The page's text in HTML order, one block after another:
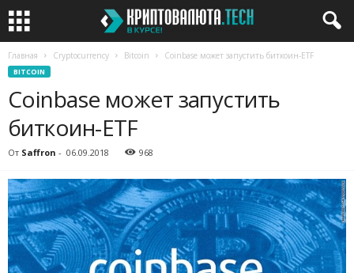
Главная Cryptocurrency Bitcoin Coinbase может запустить биткоин-ETF
BITCOIN
Coinbase может запустить
биткоин-ETF
От Saffron - 06.09.2018 968